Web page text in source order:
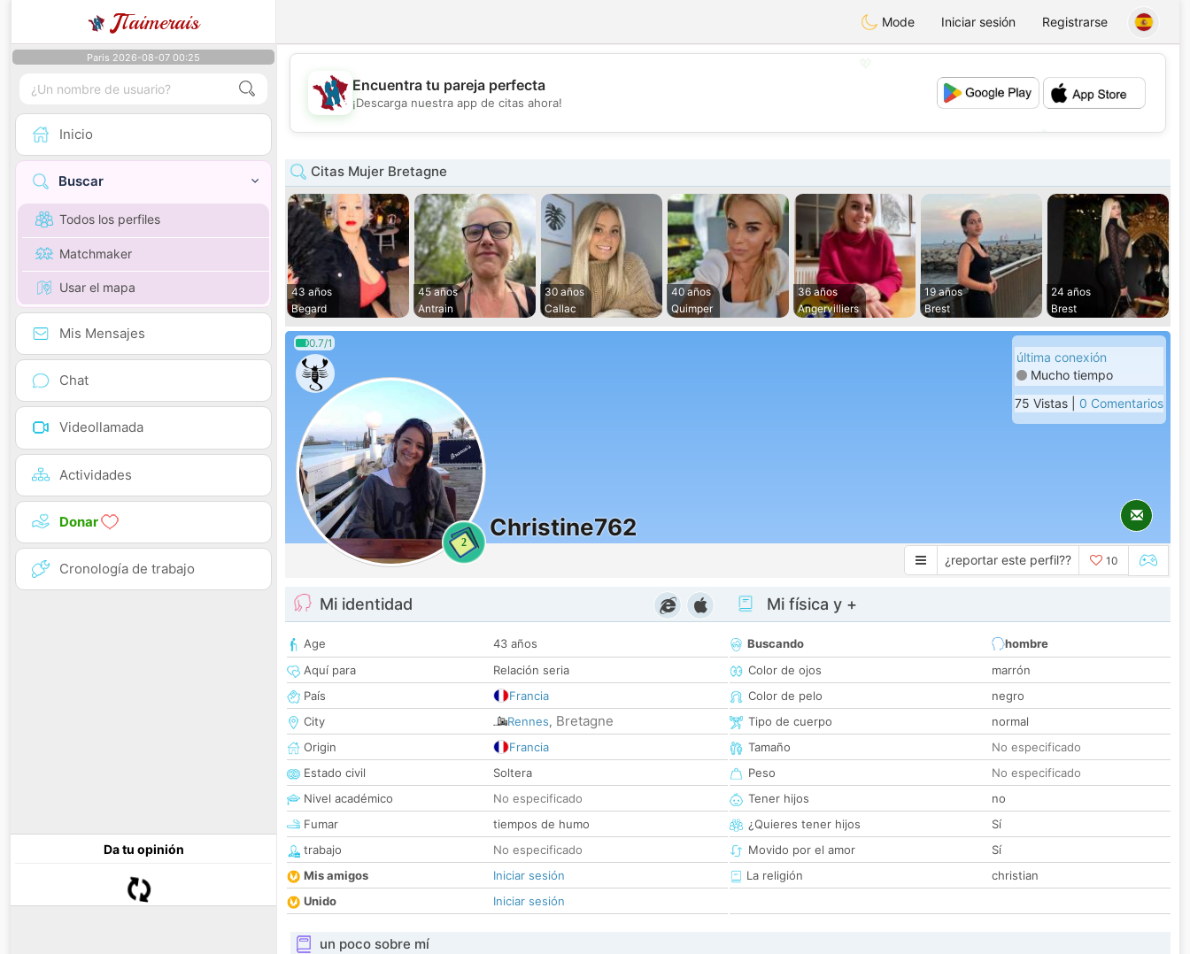
JTaimerais Mode Iniciar sesión Registrarse
Paris 2026-08-07 00:25
Inicio
Buscar
Todos los perfiles
Matchmaker
Usar el mapa
Mis Mensajes
Chat
Videollamada
Actividades
Donar
Cronología de trabajo
Da tu opinión
💕
Encuentra tu pareja perfecta
¡Descarga nuestra app de citas ahora!
Citas Mujer Bretagne
43 años
Begard
45 años
Antrain
30 años
Callac
40 años
Quimper
36 años
Angervilliers
19 años
Brest
24 años
Brest
0.7/1
2
Christine762
última conexión
Mucho tiempo
75 Vistas | 0 Comentarios
¿reportar este perfil?? 10
Mi identidad
Age
43 años
Aquí para
Relación seria
País
Francia
City
Rennes, Bretagne
Origin
Francia
Estado civil
Soltera
Nivel académico
No especificado
Fumar
tiempos de humo
trabajo
No especificado
Mis amigos
Iniciar sesión
Unido
Iniciar sesión
Mi física y +
Buscando
hombre
Color de ojos
marrón
Color de pelo
negro
Tipo de cuerpo
normal
Tamaño
No especificado
Peso
No especificado
Tener hijos
no
¿Quieres tener hijos
Sí
Movido por el amor
Sí
La religión
christian
un poco sobre mí